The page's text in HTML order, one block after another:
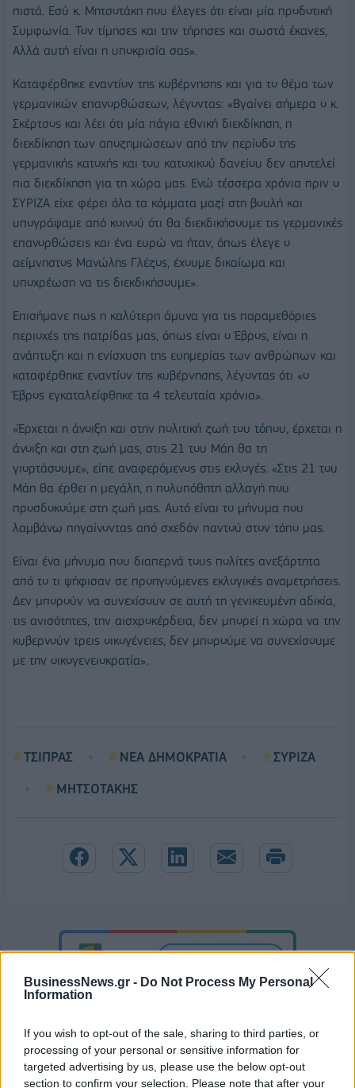
BusinessNews.gr - Do Not Process My Personal
Information
If you wish to opt-out of the sale, sharing to third parties, or
processing of your personal or sensitive information for
targeted advertising by us, please use the below opt-out
section to confirm your selection. Please note that after your
πιστά. Εσύ κ. Μητσοτάκη που έλεγες ότι είναι μία προδοτική
Συμφωνία. Τον τίμησες και την τήρησες και σωστά έκανες,
Αλλά αυτή είναι η υποκρισία σας».
Καταφέρθηκε εναντίον της κυβέρνησης και για το θέμα των
γερμανικών επανορθώσεων, λέγοντας: «Βγαίνει σήμερα ο κ.
Σκέρτσος και λέει ότι μία πάγια εθνική διεκδίκηση, η
διεκδίκηση των αποζημιώσεων από την περίοδο της
γερμανικής κατοχής και του κατοχικού δανείου δεν αποτελεί
πια διεκδίκηση για τη χώρα μας. Ενώ τέσσερα χρόνια πριν ο
ΣΥΡΙΖΑ είχε φέρει όλα τα κόμματα μαζί στη βουλή και
υπογράψαμε από κοινού ότι θα διεκδικήσουμε τις γερμανικές
επανορθώσεις και ένα ευρώ να ήταν, όπως έλεγε ο
αείμνηστος Μανώλης Γλέζος, έχουμε δικαίωμα και
υποχρέωση να τις διεκδικήσουμε».
Επισήμανε πως η καλύτερη άμυνα για τις παραμεθόριες
περιοχές της πατρίδας μας, όπως είναι ο Έβρος, είναι η
ανάπτυξη και η ενίσχυση της ευημερίας των ανθρώπων και
καταφέρθηκε εναντίον της κυβέρνησης, λέγοντας ότι «ο
Έβρος εγκαταλείφθηκε τα 4 τελευταία χρόνια».
«Έρχεται η άνοιξη και στην πολιτική ζωή του τόπου, έρχεται η
άνοιξη και στη ζωή μας, στις 21 του Μάη θα τη
γιορτάσουμε», είπε αναφερόμενος στις εκλογές. «Στις 21 του
Μάη θα έρθει η μεγάλη, η πολυπόθητη αλλαγή που
προσδοκούμε στη ζωή μας. Αυτό είναι το μήνυμα που
λαμβάνω πηγαίνοντας από σχεδόν παντού στον τόπο μας.
Είναι ένα μήνυμα που διαπερνά τους πολίτες ανεξάρτητα
από το τι ψήφισαν σε προηγούμενες εκλογικές αναμετρήσεις.
Δεν μπορούν να συνεχίσουν σε αυτή τη γενικευμένη αδικία,
τις ανισότητες, την αισχροκέρδεια, δεν μπορεί η χώρα να την
κυβερνούν τρεις οικογένειες, δεν μπορούμε να συνεχίσουμε
με την οικογενειοκρατία».
ΤΣΙΠΡΑΣ ΝΕΑ ΔΗΜΟΚΡΑΤΙΑ
ΣΥΡΙΖΑ
ΜΗΤΣΟΤΑΚΗΣ